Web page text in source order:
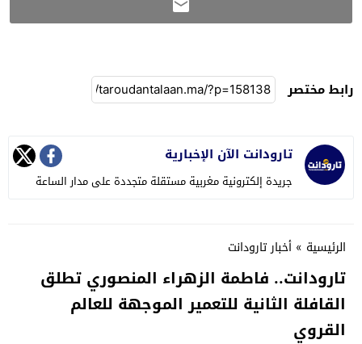
رابط مختصر
تارودانت الآن الإخبارية
جريدة إلكترونية مغربية مستقلة متجددة على مدار الساعة
الرئيسية » أخبار تارودانت
تارودانت.. فاطمة الزهراء المنصوري تطلق
القافلة الثانية للتعمير الموجهة للعالم
القروي